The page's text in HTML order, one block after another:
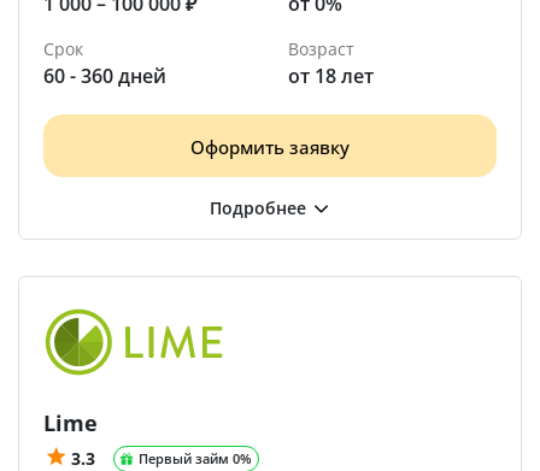
Срок
60 - 360 дней
Возраст
от 18 лет
Оформить заявку
Lime
3.3 Первый займ 0%